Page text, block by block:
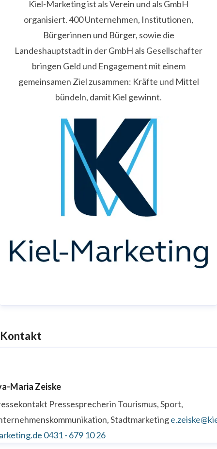
Kiel-Marketing ist als Verein und als GmbH
organisiert. 400 Unternehmen, Institutionen,
Bürgerinnen und Bürger, sowie die
Landeshauptstadt in der GmbH als Gesellschafter
bringen Geld und Engagement mit einem
gemeinsamen Ziel zusammen: Kräfte und Mittel
bündeln, damit Kiel gewinnt.
Kontakt
Maria Zeiske
Pressesprecherin Tourismus, Sport,
Stadtmarketing
0431 - 679 10 26